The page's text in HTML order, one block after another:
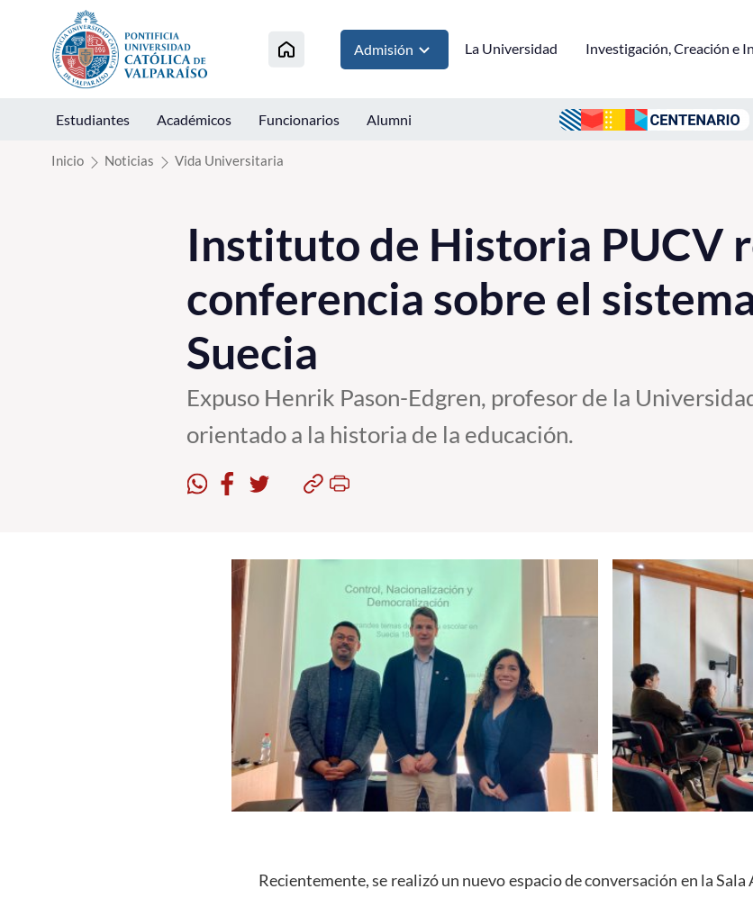
Click acá para ir directamente al contenido
Admisión La Universidad Investigación, Creación e
Estudiantes Académicos Funcionarios Alumni
Inicio Noticias Vida Universitaria
Instituto de Historia PUCV
conferencia sobre el
Suecia
Expuso Henrik Pason-Edgren, profesor de la
orientado a la historia de la educación.
Recientemente, se realizó un nuevo espacio de conversación en la Sala